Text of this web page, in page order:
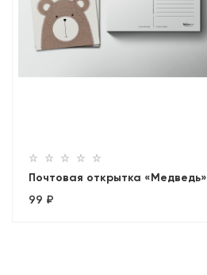
Почтовая открытка «Медведь»
99 ₽